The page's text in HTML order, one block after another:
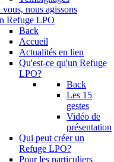
vous, nous agissons
Refuge LPO
Back
Accueil
Actualités en lien
Qu'est-ce qu'un Refuge
LPO?
Back
Les 15
gestes
Vidéo de
présentation
Qui peut créer un
Refuge LPO?
Pour les particuliers